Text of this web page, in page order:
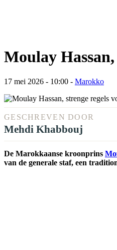
Moulay
17 mei 2026 - 10:00 - Marokko
GESCHREVEN DOOR
Mehdi Khabbouj
De Marokkaanse kroonprins
van de generale staf, een